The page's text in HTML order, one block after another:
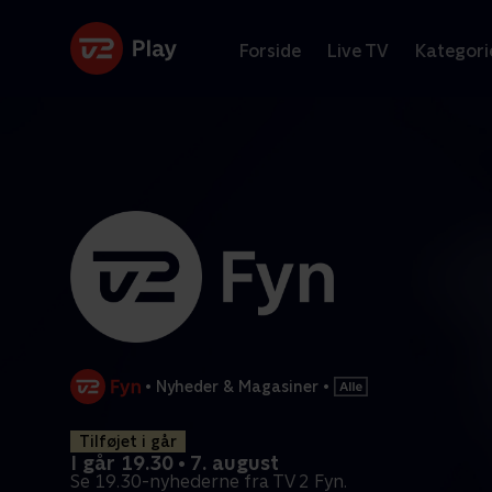
Forside Live TV
• Nyheder & Magasiner •
Tilføjet i går
I går 19.30 • 7. august
Se 19.30-nyhederne fra TV 2 Fyn.